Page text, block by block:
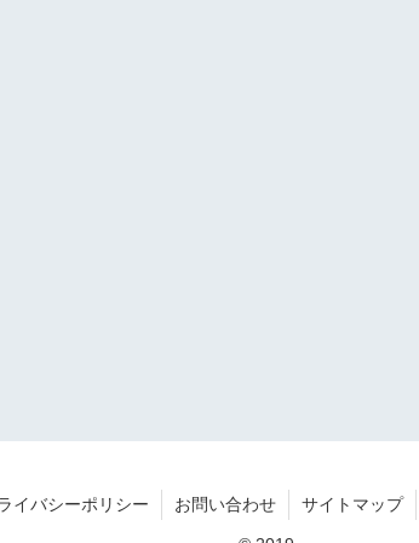
イバシーポリシー お問い合わせ サイトマップ